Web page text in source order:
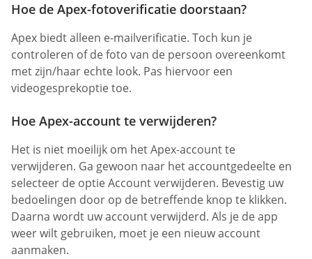
Hoe de Apex-fotoverificatie doorstaan?
Apex biedt alleen e-mailverificatie. Toch kun je
controleren of de foto van de persoon overeenkomt
met zijn/haar echte look. Pas hiervoor een
videogesprekoptie toe.
Hoe Apex-account te verwijderen?
Het is niet moeilijk om het Apex-account te
verwijderen. Ga gewoon naar het accountgedeelte en
selecteer de optie Account verwijderen. Bevestig uw
bedoelingen door op de betreffende knop te klikken.
Daarna wordt uw account verwijderd. Als je de app
weer wilt gebruiken, moet je een nieuw account
aanmaken.